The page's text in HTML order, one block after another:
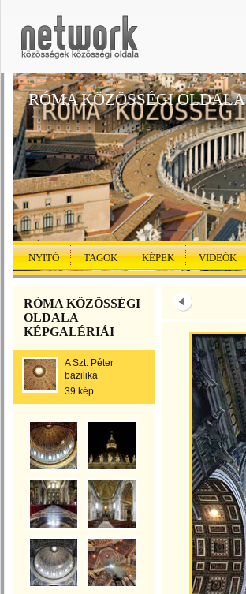
RÓMA KÖZÖSSÉGI OLDALA
NYITÓ TAGOK KÉPEK VIDEÓK
RÓMA KÖZÖSSÉGI
OLDALA
KÉPGALÉRIÁI
A Szt. Péter
bazilika
39 kép